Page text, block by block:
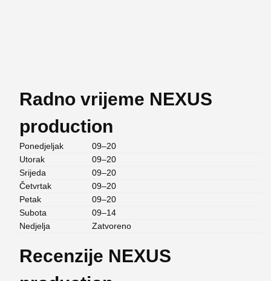
Radno vrijeme NEXUS
production
Ponedjeljak
09–20
Utorak
09–20
Srijeda
09–20
Četvrtak
09–20
Petak
09–20
Subota
09–14
Nedjelja
Zatvoreno
Recenzije NEXUS